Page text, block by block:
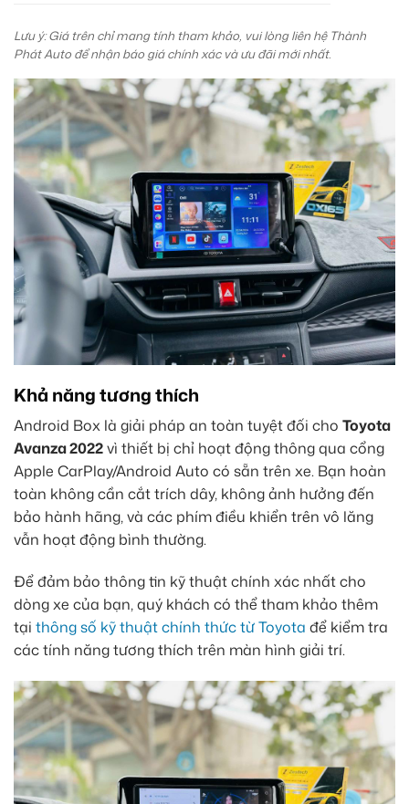
Lưu ý: Giá trên chỉ mang tính tham khảo, vui lòng liên hệ Thành
Phát Auto để nhận báo giá chính xác và ưu đãi mới nhất.
Khả năng tương thích
Android Box là giải pháp an toàn tuyệt đối cho Toyota
Avanza 2022vì thiết bị chỉ hoạt động thông qua cổng
Apple CarPlay/Android Auto có sẵn trên xe. Bạn hoàn
toàn không cần cắt trích dây, không ảnh hưởng đến
bảo hành hãng, và các phím điều khiển trên vô lăng
vẫn hoạt động bình thường.
Để đảm bảo thông tin kỹ thuật chính xác nhất cho
dòng xe của bạn, quý khách có thể tham khảo thêm
tại thông số kỹ thuật chính thức từ Toyota để kiểm tra
các tính năng tương thích trên màn hình giải trí.